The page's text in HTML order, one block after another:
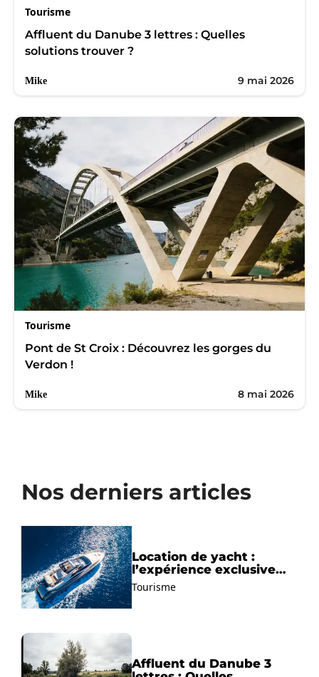
Tourisme
Affluent du Danube 3 lettres : Quelles
solutions trouver ?
Mike 9 mai 2026
Tourisme
Pont de St Croix : Découvrez les gorges du
Verdon !
Mike 8 mai 2026
Nos derniers articles
Location de yacht :
l’expérience exclusive
pour découvrir la
Méditerranée autrement
Tourisme
Affluent du Danube 3